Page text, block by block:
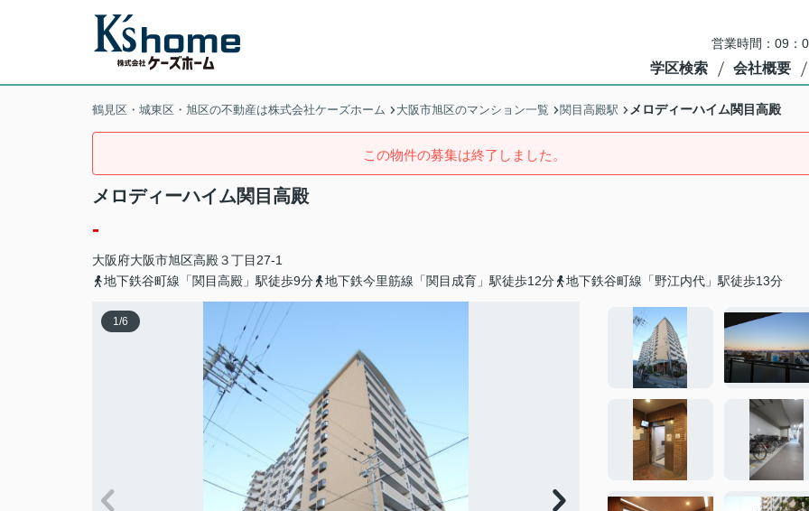
営業時間：09：
学区検索 会社概要
鶴見区・城東区・旭区の不動産は株式会社ケーズホーム 大阪市旭区のマンション一覧 関目高殿駅 メロディーハイム関目高殿
この物件の募集は終了しました。
メロディーハイム関目高殿
-
大阪府大阪市旭区高殿３丁目27-1
地下鉄谷町線「関目高殿」駅徒歩9分
地下鉄今里筋線「関目成育」駅徒歩12分 地下鉄谷町線「野江内代」駅徒歩13分
1/6